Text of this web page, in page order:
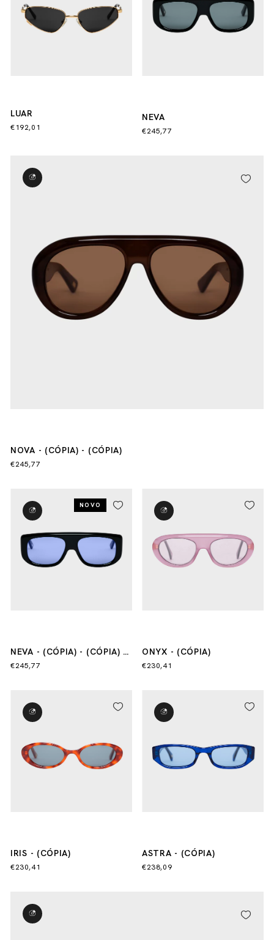
LUAR
€192,01
NEVA
€245,77
NOVA - (CÓPIA) - (CÓPIA)
€245,77
NOVO
NEVA - (CÓPIA) - (CÓPIA) -
(CÓPIA) - (CÓPIA) - (CÓPIA)
€245,77
ONYX - (CÓPIA)
€230,41
IRIS - (CÓPIA)
€230,41
ASTRA - (CÓPIA)
€238,09